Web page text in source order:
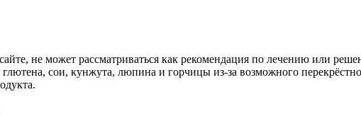
не может рассматриваться как рекомендация по лечению или
глютена, сои, кунжута, люпина и горчицы из-за возможного